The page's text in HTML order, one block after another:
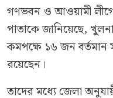
গণভবন ও আওয়ামী
পাতাকে জানিয়েছে,
কমপক্ষে ১৬ জন
রয়েছেন।
তাদের মধ্যে জেলা